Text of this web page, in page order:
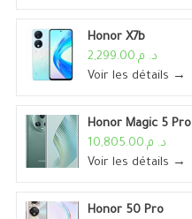
Honor X7b
د. م.2,299.00
Voir les détails →
Honor Magic 5 Pro
د. م.10,805.00
Voir les détails →
Honor 50 Pro